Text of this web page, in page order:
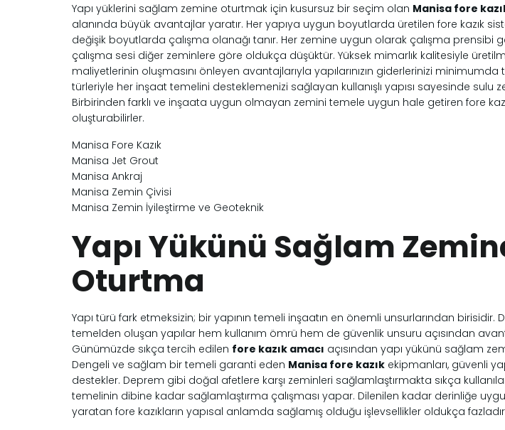
Yapı yüklerini sağlam zemine oturtmak için kusursuz bir seçim olan Manisa fore
alanında büyük avantajlar yaratır. Her yapıya uygun boyutlarda üretilen fore kazık
değişik boyutlarda çalışma olanağı tanır. Her zemine uygun olarak çalışma prensibi
çalışma sesi diğer zeminlere göre oldukça düşüktür. Yüksek mimarlık kalitesiyle
maliyetlerinin oluşmasını önleyen avantajlarıyla yapılarınızın giderlerinizi minimumda
türleriyle her inşaat temelini desteklemenizi sağlayan kullanışlı yapısı sayesinde sulu
Birbirinden farklı ve inşaata uygun olmayan zemini temele uygun hale getiren fore
oluşturabilirler.
Manisa Fore Kazık
Manisa Jet Grout
Manisa Ankraj
Manisa Zemin Çivisi
Manisa Zemin İyileştirme ve Geoteknik
Yapı Yükünü Sağlam
Oturtma
Yapı türü fark etmeksizin; bir yapının temeli inşaatın en önemli unsurlarından birisidir.
temelden oluşan yapılar hem kullanım ömrü hem de güvenlik unsuru açısından
Günümüzde sıkça tercih edilen fore kazık amacı açısından yapı yükünü sağlam
Dengeli ve sağlam bir temeli garanti eden Manisa fore kazık ekipmanları, güvenli
destekler. Deprem gibi doğal afetlere karşı zeminleri sağlamlaştırmakta sıkça
temelinin dibine kadar sağlamlaştırma çalışması yapar. Dilenilen kadar derinliğe
yaratan fore kazıkların yapısal anlamda sağlamış olduğu işlevsellikler oldukça